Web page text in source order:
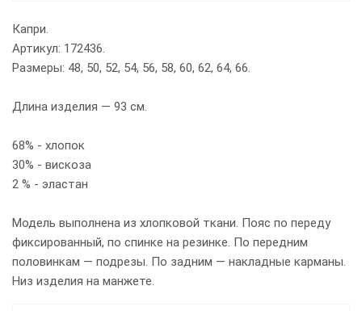
Капри.
Артикул: 172436.
Размеры: 48, 50, 52, 54, 56, 58, 60, 62, 64, 66.
Длина изделия — 93 см.
68% - хлопок
30% - вискоза
2 % - эластан
Модель выполнена из хлопковой ткани. Пояс по переду
фиксированный, по спинке на резинке. По передним
половинкам — подрезы. По задним — накладные карманы.
Низ изделия на манжете.